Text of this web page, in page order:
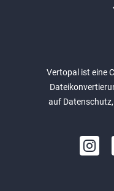
Vertopal ist eine
auf